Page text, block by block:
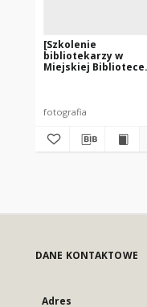
[Szkolenie
bibliotekarzy w
Miejskiej Bibliotece
fotografia
DANE KONTAKTOWE
Adres